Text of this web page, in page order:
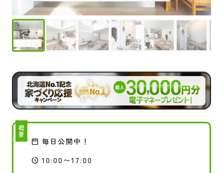
概要
毎日公開中！
10:00〜17:00